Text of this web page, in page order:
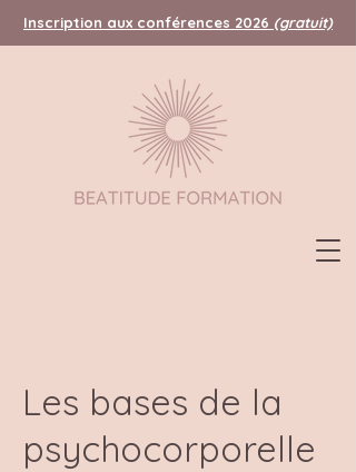
Inscription aux conférences 2026 (gratuit)
Les bases de la
psychocorporelle